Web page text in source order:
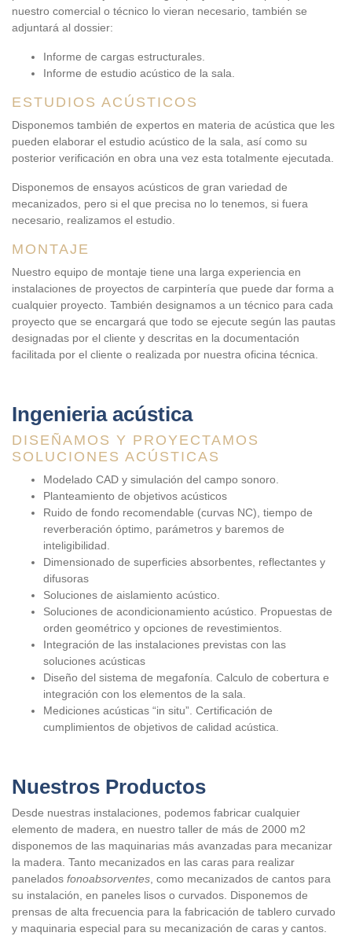
nuestro comercial o técnico lo vieran necesario, también se
adjuntará al dossier:
Informe de cargas estructurales.
Informe de estudio acústico de la sala.
ESTUDIOS ACÚSTICOS
Disponemos también de expertos en materia de acústica que les
pueden elaborar el estudio acústico de la sala, así como su
posterior verificación en obra una vez esta totalmente ejecutada.
Disponemos de ensayos acústicos de gran variedad de
mecanizados, pero si el que precisa no lo tenemos, si fuera
necesario, realizamos el estudio.
MONTAJE
Nuestro equipo de montaje tiene una larga experiencia en
instalaciones de proyectos de carpintería que puede dar forma a
cualquier proyecto. También designamos a un técnico para cada
proyecto que se encargará que todo se ejecute según las pautas
designadas por el cliente y descritas en la documentación
facilitada por el cliente o realizada por nuestra oficina técnica.
Ingenieria acústica
DISEÑAMOS Y PROYECTAMOS
SOLUCIONES ACÚSTICAS
Modelado CAD y simulación del campo sonoro.
Planteamiento de objetivos acústicos
Ruido de fondo recomendable (curvas NC), tiempo de
reverberación óptimo, parámetros y baremos de
inteligibilidad.
Dimensionado de superficies absorbentes, reflectantes y
difusoras
Soluciones de aislamiento acústico.
Soluciones de acondicionamiento acústico. Propuestas de
orden geométrico y opciones de revestimientos.
Integración de las instalaciones previstas con las
soluciones acústicas
Diseño del sistema de megafonía. Calculo de cobertura e
integración con los elementos de la sala.
Mediciones acústicas “in situ”. Certificación de
cumplimientos de objetivos de calidad acústica.
Nuestros Productos
Desde nuestras instalaciones, podemos fabricar cualquier
elemento de madera, en nuestro taller de más de 2000 m2
disponemos de las maquinarias más avanzadas para mecanizar
la madera. Tanto mecanizados en las caras para realizar
panelados fonoabsorventes , como mecanizados de cantos para
su instalación, en paneles lisos o curvados. Disponemos de
prensas de alta frecuencia para la fabricación de tablero curvado
y maquinaria especial para su mecanización de caras y cantos.